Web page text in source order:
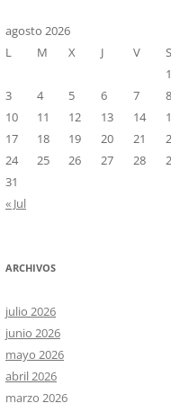
HERNÁNDEZ VELÁZQUEZ
agosto 2026
L
M X J V S
1
3
4 5 6 7 8
10
11 12 13 14
17
18 19 20 21
24
25 26 27 28
31
« Jul
ARCHIVOS
julio 2026
junio 2026
mayo 2026
abril 2026
marzo 2026